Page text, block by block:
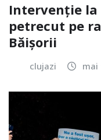
Intervenție
petrecut pe
Băișorii
clujazi mai